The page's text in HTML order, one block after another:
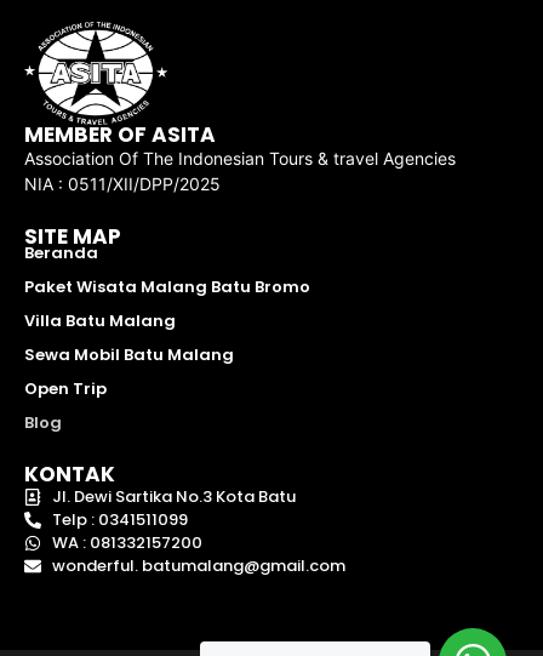
MEMBER OF ASITA
Association Of The Indonesian Tours & travel Agencies
NIA : 0511/XII/DPP/2025
SITE MAP
Beranda
Paket Wisata Malang Batu Bromo
Villa Batu Malang
Sewa Mobil Batu Malang
Open Trip
Blog
KONTAK
Jl. Dewi Sartika No.3 Kota Batu
Telp : 0341511099
WA : 081332157200
wonderful. batumalang@gmail.com